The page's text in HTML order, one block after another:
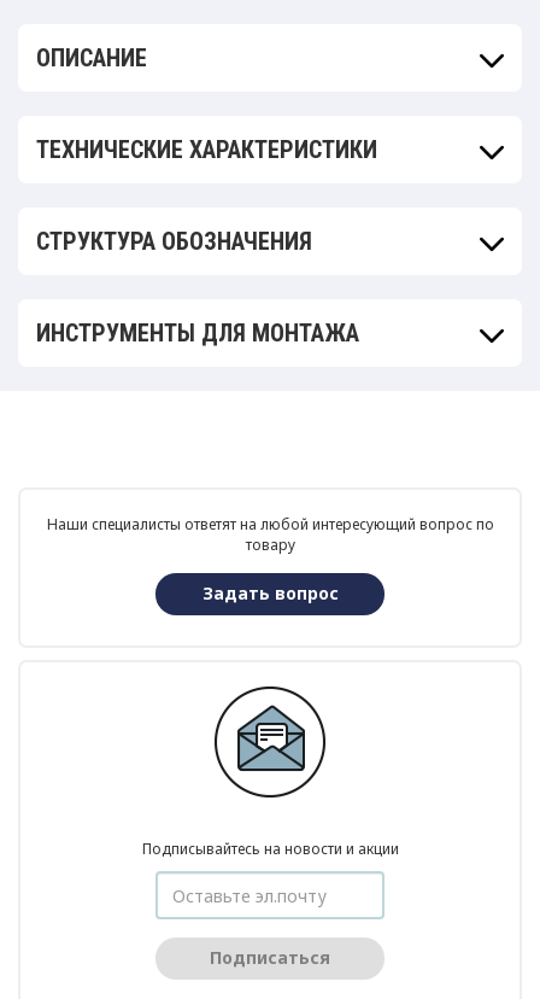
ОПИСАНИЕ
ТЕХНИЧЕСКИЕ ХАРАКТЕРИСТИКИ
СТРУКТУРА ОБОЗНАЧЕНИЯ
ИНСТРУМЕНТЫ ДЛЯ МОНТАЖА
Наши специалисты ответят на любой интересующий вопрос по
товару
Задать вопрос
Подписывайтесь на новости и акции
Подписаться